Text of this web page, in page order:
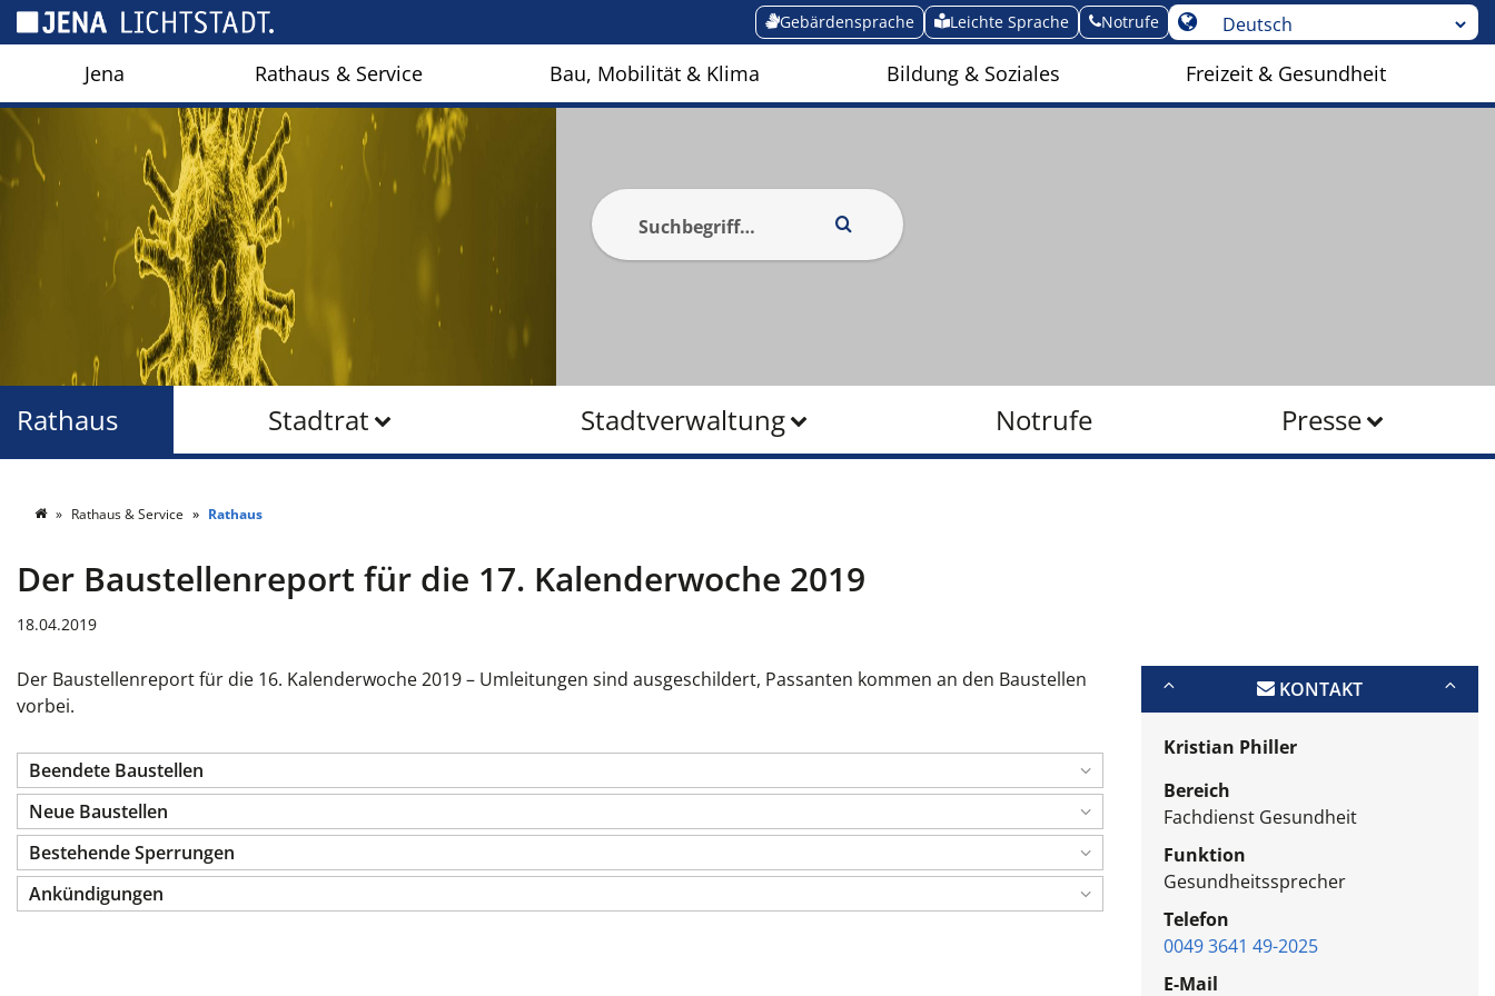
Gebärdensprache Leichte Sprache Notrufe
Jena Rathaus & Service Bau, Mobilität & Klima Bildung & Soziales Freizeit & Gesundheit
Stadtrat Stadtverwaltung Notrufe Presse
Rathaus
Rathaus & Service Rathaus
Der Baustellenreport für die 17. Kalenderwoche 2019
18.04.2019
Der Baustellenreport für die 16. Kalenderwoche 2019 – Umleitungen sind ausgeschildert, Passanten kommen an den Baustellen
vorbei.
Beendete Baustellen
Neue Baustellen
Bestehende Sperrungen
Ankündigungen
KONTAKT
Kristian Philler
Bereich
Fachdienst Gesundheit
Funktion
Gesundheitssprecher
Telefon
0049 3641 49-2025
E-Mail
Cookie-Einstellungen